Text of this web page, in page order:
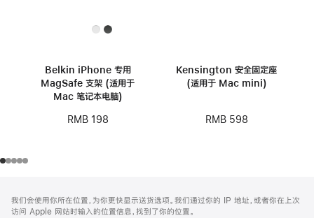
Belkin iPhone 专用
MagSafe 支架 (适用于
Mac 笔记本电脑)
RMB 198
Kensington 安全固定座
(适用于 Mac mini)
RMB 598
页
注
我们会使用你所在位置，为你更快显示送货选项。我们通过你的 IP 地址，或者你在上次
访问 Apple 网站时输入的位置信息，找到了你的位置。